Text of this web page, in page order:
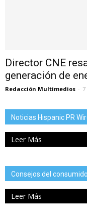
Director CNE
generación de
Redacción Multimedios -
Noticias Hispanic PR
Leer Más
Consejos del
Leer Más